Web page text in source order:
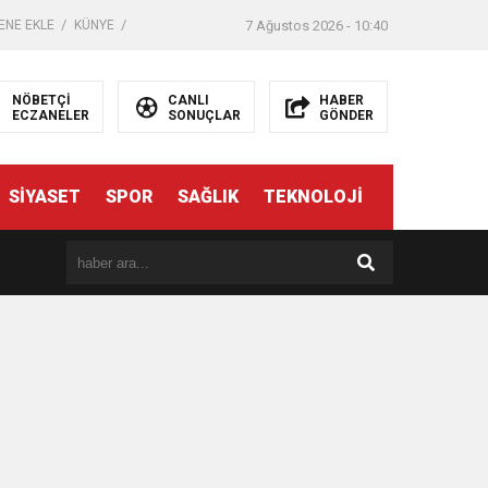
EKLE KÜNYE 7 Ağustos 2026 - 10:40
NÖBETÇİ
ECZANELER
CANLI
SONUÇLAR
HABER
GÖNDER
SİYASET SPOR SAĞLIK TEKNOLOJİ